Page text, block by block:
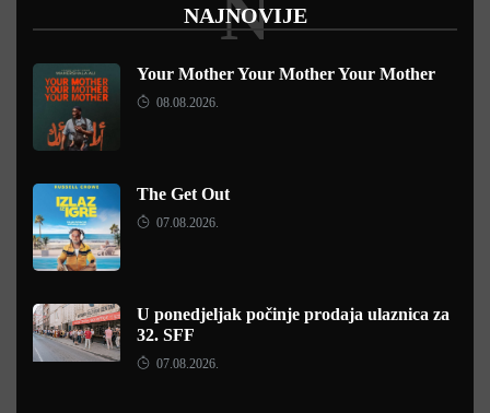
NAJNOVIJE
N
Your Mother Your Mother Your Mother
08.08.2026.
The Get Out
07.08.2026.
U ponedjeljak počinje prodaja ulaznica za
32. SFF
07.08.2026.